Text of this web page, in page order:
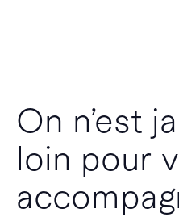
On n’est
loin pour